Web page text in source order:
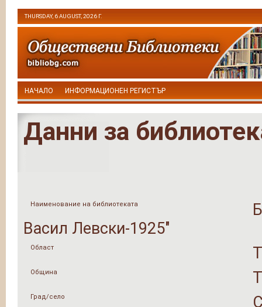
THURSDAY, 6 AUGUST, 2026 Г.
НАЧАЛО ИНФОРМАЦИОНЕН РЕГИСТЪР
Данни за
Наименование на библиотеката
Васил Левски-1925"
Област
Община
Град/село